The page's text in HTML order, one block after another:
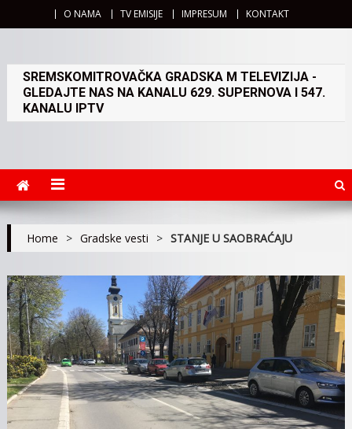
O NAMA TV EMISIJE IMPRESUM KONTAKT
SREMSKOMITROVAČKA GRADSKA M TELEVIZIJA -
GLEDAJTE NAS NA KANALU 629. SUPERNOVA I 547.
KANALU IPTV
Home > Gradske vesti > STANJE U SAOBRAĆAJU